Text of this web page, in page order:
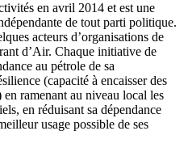
en avril 2014 et est une
de tout parti politique.
acteurs d’organisations de
d’Air. Chaque initiative de
au pétrole de sa
(capacité à encaisser des
ramenant au niveau local les
en réduisant sa dépendance
usage possible de ses